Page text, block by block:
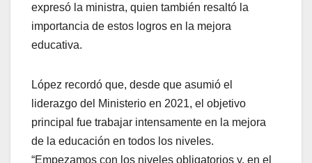
expresó la ministra, quien también resaltó la
importancia de estos logros en la mejora
educativa.
López recordó que, desde que asumió el
liderazgo del Ministerio en 2021, el objetivo
principal fue trabajar intensamente en la mejora
de la educación en todos los niveles.
“Empezamos con los niveles obligatorios y, en el